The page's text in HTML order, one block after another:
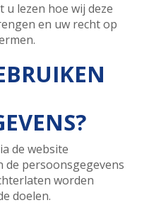
lezen hoe wij deze
en uw recht op
de website
de persoonsgegevens
worden
doelen.